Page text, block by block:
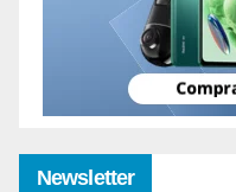
Newsletter